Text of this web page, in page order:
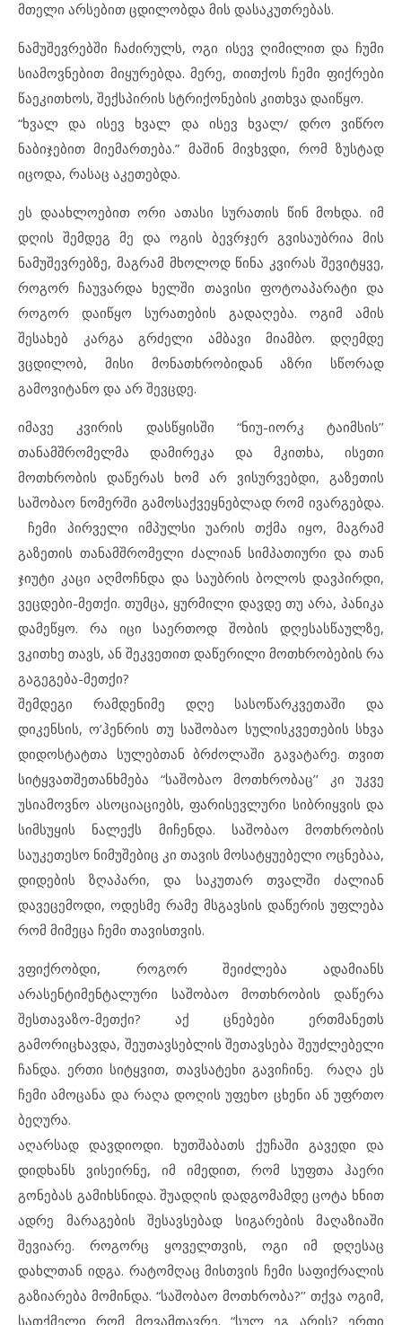
მთელი არსებით ცდილობდა მის დასაკუთრებას.
ნამუშევრებში ჩაძირულს, ოგი ისევ ღიმილით და ჩუმი
სიამოვნებით მიყურებდა. მერე, თითქოს ჩემი ფიქრები
წაეკითხოს, შექსპირის სტრიქონების კითხვა დაიწყო.
“ხვალ და ისევ ხვალ და ისევ ხვალ/ დრო ვიწრო
ნაბიჯებით მიემართება.” მაშინ მივხვდი, რომ ზუსტად
იცოდა, რასაც აკეთებდა.
ეს დაახლოებით ორი ათასი სურათის წინ მოხდა. იმ
დღის შემდეგ მე და ოგის ბევრჯერ გვისაუბრია მის
ნამუშევრებზე, მაგრამ მხოლოდ წინა კვირას შევიტყვე,
როგორ ჩაუვარდა ხელში თავისი ფოტოაპარატი და
როგორ დაიწყო სურათების გადაღება. ოგიმ ამის
შესახებ კარგა გრძელი ამბავი მიამბო. დღემდე
ვცდილობ, მისი მონათხრობიდან აზრი სწორად
გამოვიტანო და არ შევცდე.
იმავე კვირის დასწყისში “ნიუ-იორკ ტაიმსის’’
თანამშრომელმა დამირეკა და მკითხა, ისეთი
მოთხრობის დაწერას ხომ არ ვისურვებდი, გაზეთის
საშობაო ნომერში გამოსაქვეყნებლად რომ ივარგებდა.
ჩემი პირველი იმპულსი უარის თქმა იყო, მაგრამ
გაზეთის თანამშრომელი ძალიან სიმპათიური და თან
ჯიუტი კაცი აღმოჩნდა და საუბრის ბოლოს დავპირდი,
ვეცდები-მეთქი. თუმცა, ყურმილი დავდე თუ არა, პანიკა
დამეწყო. რა იცი საერთოდ შობის დღესასწაულზე,
ვკითხე თავს, ან შეკვეთით დაწერილი მოთხრობების რა
გაგეგება-მეთქი?
შემდეგი რამდენიმე დღე სასოწარკვეთაში და
დიკენსის, ო’ჰენრის თუ საშობაო სულისკვეთების სხვა
დიდოსტატთა სულებთან ბრძოლაში გავატარე. თვით
სიტყვათშეთანხმება “საშობაო მოთხრობაც’’ კი უკვე
უსიამოვნო ასოციაციებს, ფარისევლური სიბრიყვის და
სიმსუყის ნალექს მიჩენდა. საშობაო მოთხრობის
საუკეთესო ნიმუშებიც კი თავის მოსატყუებელი ოცნებაა,
დიდების ზღაპარი, და საკუთარ თვალში ძალიან
დავეცემოდი, ოდესმე რამე მსგავსის დაწერის უფლება
რომ მიმეცა ჩემი თავისთვის.
ვფიქრობდი, როგორ შეიძლება ადამიანს
არასენტიმენტალური საშობაო მოთხრობის დაწერა
შესთავაზო-მეთქი? აქ ცნებები ერთმანეთს
გამორიცხავდა, შეუთავსებლის შეთავსება შეუძლებელი
ჩანდა. ერთი სიტყვით, თავსატეხი გავიჩინე. რაღა ეს
ჩემი ამოცანა და რაღა დოღის უფეხო ცხენი ან უფრთო
ბეღურა.
აღარსად დავდიოდი. ხუთშაბათს ქუჩაში გავედი და
დიდხანს ვისეირნე, იმ იმედით, რომ სუფთა ჰაერი
გონებას გამიხსნიდა. შუადღის დადგომამდე ცოტა ხნით
ადრე მარაგების შესავსებად სიგარების მაღაზიაში
შევიარე. როგორც ყოველთვის, ოგი იმ დღესაც
დახლთან იდგა. რატომღაც მისთვის ჩემი საფიქრალის
გაზიარება მომინდა. “საშობაო მოთხრობა?’’ თქვა ოგიმ,
სათქმელი რომ მოვამთავრე. “სულ ეგ არის? ერთი